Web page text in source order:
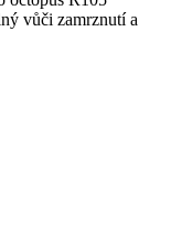
vůči zamrznutí a